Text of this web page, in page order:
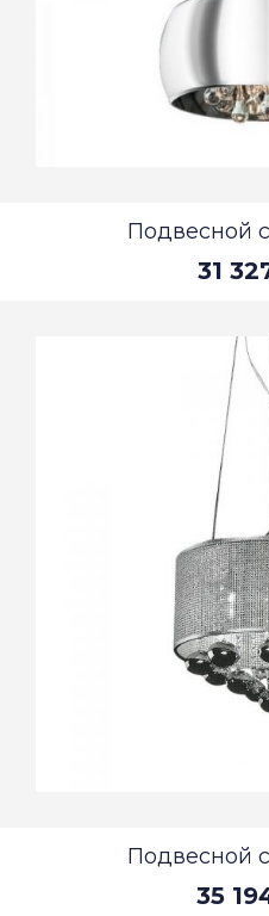
Подвесной
31
Подвесной
35